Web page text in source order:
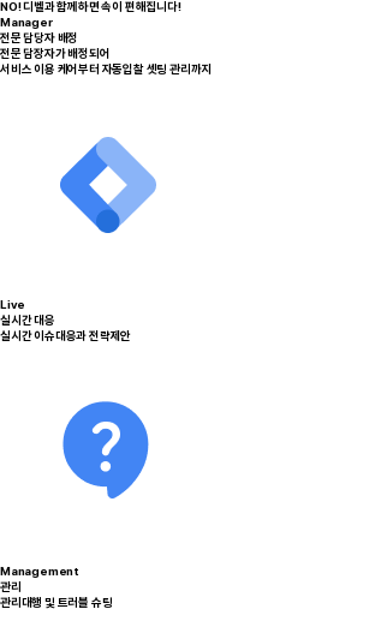
NO! 디벨과 함께하면 속이 편해집니다!
Manager
전문 담당자 배정
전문 담장자가 배정되어
서비스 이용 케어부터 자동입찰 셋팅 관리까지
Live
실시간 대응
실시간 이슈대응과 전략제안
Management
관리
관리대행 및 트러블 슈팅